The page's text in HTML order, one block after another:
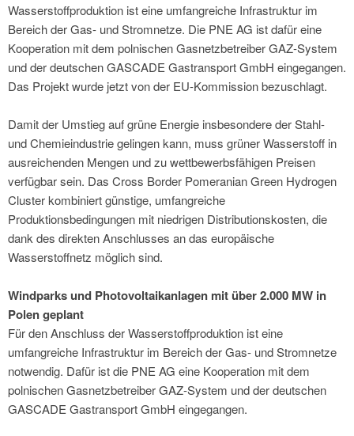
Wasserstoffproduktion ist eine umfangreiche Infrastruktur im
Bereich der Gas- und Stromnetze. Die PNE AG ist dafür eine
Kooperation mit dem polnischen Gasnetzbetreiber GAZ-System
und der deutschen GASCADE Gastransport GmbH eingegangen.
Das Projekt wurde jetzt von der EU-Kommission bezuschlagt.
Damit der Umstieg auf grüne Energie insbesondere der Stahl-
und Chemieindustrie gelingen kann, muss grüner Wasserstoff in
ausreichenden Mengen und zu wettbewerbsfähigen Preisen
verfügbar sein. Das Cross Border Pomeranian Green Hydrogen
Cluster kombiniert günstige, umfangreiche
Produktionsbedingungen mit niedrigen Distributionskosten, die
dank des direkten Anschlusses an das europäische
Wasserstoffnetz möglich sind.
Windparks und Photovoltaikanlagen mit über 2.000 MW in
Polen geplant
Für den Anschluss der Wasserstoffproduktion ist eine
umfangreiche Infrastruktur im Bereich der Gas- und Stromnetze
notwendig. Dafür ist die PNE AG eine Kooperation mit dem
polnischen Gasnetzbetreiber GAZ-System und der deutschen
GASCADE Gastransport GmbH eingegangen.